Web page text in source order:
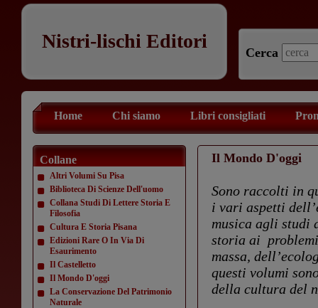
Nistri-lischi Editori
Cerca
Home Chi siamo Libri consigliati
Collane
Altri Volumi Su Pisa
Biblioteca Di Scienze Dell'uomo
Collana Studi Di Lettere Storia E
Filosofia
Cultura E Storia Pisana
Edizioni Rare O In Via Di
Esaurimento
Il Castelletto
Il Mondo D'oggi
La Conservazione Del Patrimonio
Naturale
Il Mondo D'oggi
Sono raccolti in
i vari aspetti
musica agli studi
storia ai
massa,
questi volumi
della cultura del